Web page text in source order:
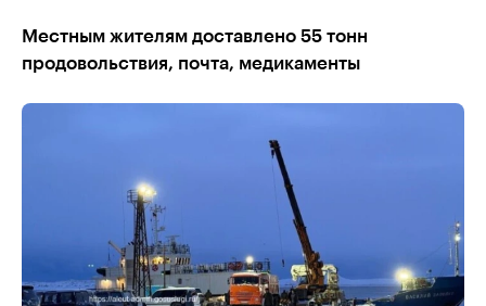
Местным жителям доставлено 55 тонн
продовольствия, почта, медикаменты